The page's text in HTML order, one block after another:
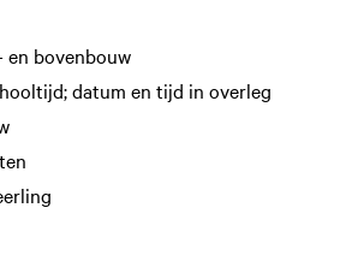
en bovenbouw
datum en tijd in overleg